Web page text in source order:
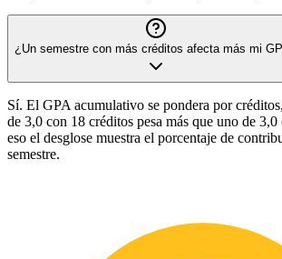
¿Un semestre con más créditos afecta más mi
Sí. El GPA acumulativo se pondera por
de 3,0 con 18 créditos pesa más que uno de
eso el desglose muestra el porcentaje de
semestre.